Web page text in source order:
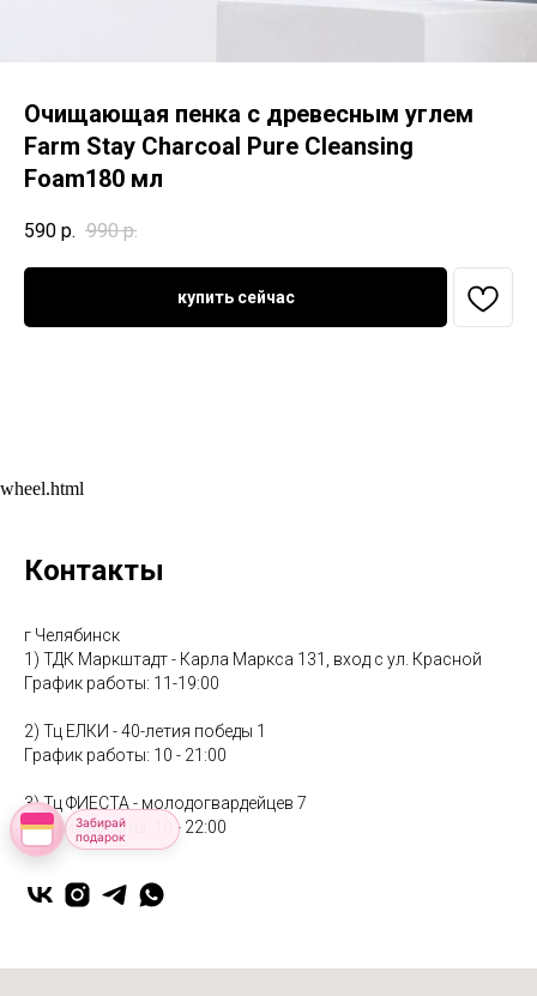
Очищающая пенка с древесным углем
Farm Stay Charcoal Pure Cleansing
Foam180 мл
590 р. 990 р.
купить сейчас
wheel.html
Забирай
подарок
Контакты
г Челябинск
1) ТДК Маркштадт - Карла Маркса 131, вход с ул. Красной
График работы: 11-19:00
2) Тц ЕЛКИ - 40-летия победы 1
График работы: 10 - 21:00
3) Тц ФИЕСТА - молодогвардейцев 7
График работы: 10 - 22:00